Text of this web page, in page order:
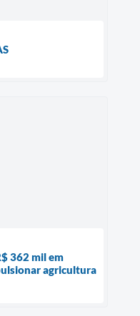
362 mil em
agricultura